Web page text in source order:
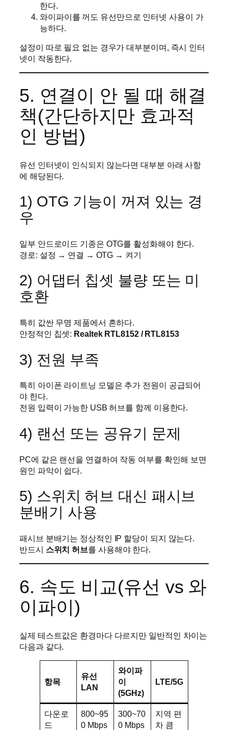
한다.
와이파이를 꺼도 유선만으로 인터넷 사용이 가
능하다.
설정이 따로 필요 없는 경우가 대부분이며, 즉시 인터
넷이 작동한다.
5. 연결이 안 될 때 해결
책(간단하지만 효과적
인 방법)
유선 인터넷이 인식되지 않는다면 대부분 아래 사항
에 해당된다.
1) OTG 기능이 꺼져 있는 경
우
일부 안드로이드 기종은 OTG를 활성화해야 한다.
경로: 설정 → 연결 → OTG → 켜기
2) 어댑터 칩셋 불량 또는 미
호환
특히 값싼 무명 제품에서 흔하다.
안정적인 칩셋: Realtek RTL8152 / RTL8153
3) 전원 부족
특히 아이폰 라이트닝 모델은 추가 전원이 공급되어
야 한다.
전원 입력이 가능한 USB 허브를 함께 이용한다.
4) 랜선 또는 공유기 문제
PC에 같은 랜선을 연결하여 작동 여부를 확인해 보면
원인 파악이 쉽다.
5) 스위치 허브 대신 패시브
분배기 사용
패시브 분배기는 정상적인 IP 할당이 되지 않는다.
반드시 스위치 허브를 사용해야 한다.
6. 속도 비교(유선 vs 와
이파이)
실제 테스트값은 환경마다 다르지만 일반적인 차이는
다음과 같다.
항목
유선
LAN
와이파
이
(5GHz)
LTE/5G
다운로
드
800~95
0 Mbps
300~70
0 Mbps
지역 편
차 큼